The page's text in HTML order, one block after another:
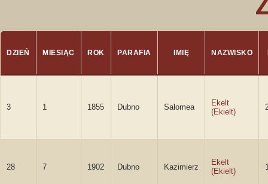
DZIEŃ MIESIĄC ROK PARAFIA IMIĘ NAZWISKO
3 1 1855 Dubno Salomea
Ekelt
(Ekielt)
28 7 1902 Dubno Kazimierz
Ekelt
(Ekielt)